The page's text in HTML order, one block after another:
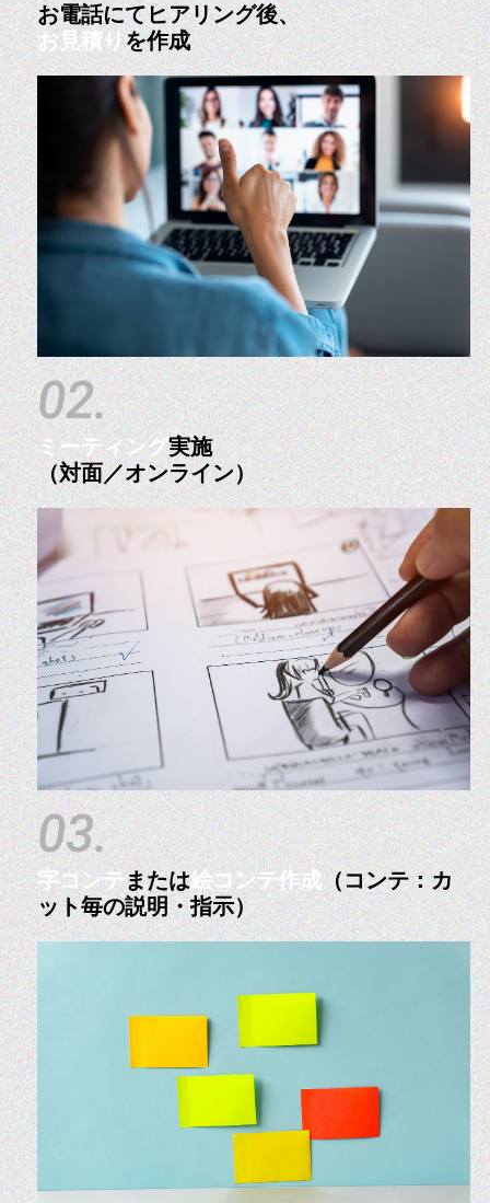
お電話にてヒアリング後、
お見積りを作成
02.
ミーティング実施
（対面／オンライン）
03.
字コンテまたは絵コンテ作成（コンテ：カ
ット毎の説明・指示）